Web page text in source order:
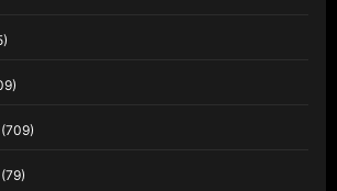
(709)
(79)